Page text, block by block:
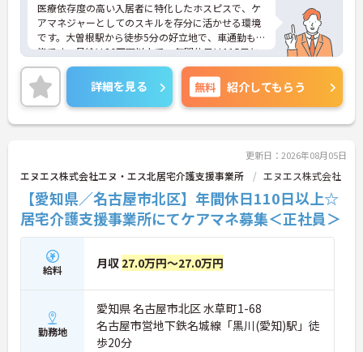
医療依存度の高い入居者に特化したホスピスで、ケ
アマネジャーとしてのスキルを存分に活かせる環境
です。大曽根駅から徒歩5分の好立地で、車通勤も可
能です。月給は36万円以上で、年間休日は115日と
充実しており、プライベートとの両立が可能です。
地域に貢献したい方や、終末期ケアに興味のある方
には特におすすめの職場です。興味のある方はぜひ
ご相談ください。
詳細を見る 無料 紹介してもらう
更新日：2026年08月05日
エヌエス株式会社エヌ・エス北居宅介護支援事業所 エヌエス株式会社
【愛知県／名古屋市北区】年間休日110日以上☆
居宅介護支援事業所にてケアマネ募集＜正社員＞
給料 月収 27.0万円～27.0万円
勤務地
愛知県 名古屋市北区 水草町1-68
名古屋市営地下鉄名城線「黒川(愛知)駅」徒
歩20分